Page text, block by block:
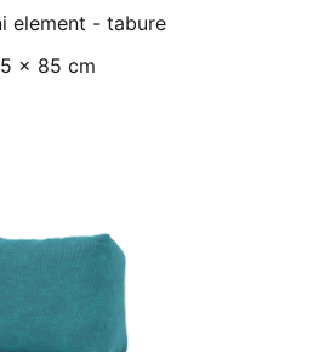
element - tabure
× 85 cm